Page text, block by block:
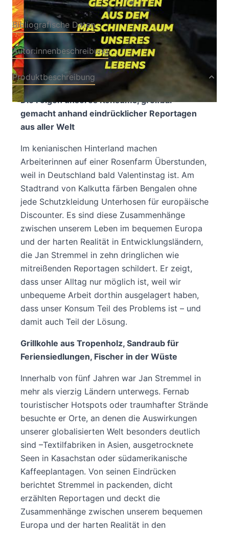
Bibliografische Daten
Autor:innenbeschreibung
Produktbeschreibung
Die Folgen unseres Konsums, greifbar
gemacht anhand eindrücklicher Reportagen
aus aller Welt
Im kenianischen Hinterland machen
Arbeiterinnen auf einer Rosenfarm Überstunden,
weil in Deutschland bald Valentinstag ist. Am
Stadtrand von Kalkutta färben Bengalen ohne
jede Schutzkleidung Unterhosen für europäische
Discounter. Es sind diese Zusammenhänge
zwischen unserem Leben im bequemen Europa
und der harten Realität in Entwicklungsländern,
die Jan Stremmel in zehn dringlichen wie
mitreißenden Reportagen schildert. Er zeigt,
dass unser Alltag nur möglich ist, weil wir
unbequeme Arbeit dorthin ausgelagert haben,
dass unser Konsum Teil des Problems ist – und
damit auch Teil der Lösung.
Grillkohle aus Tropenholz, Sandraub für
Feriensiedlungen, Fischer in der Wüste
Innerhalb von fünf Jahren war Jan Stremmel in
mehr als vierzig Ländern unterwegs. Fernab
touristischer Hotspots oder traumhafter Strände
besuchte er Orte, an denen die Auswirkungen
unserer globalisierten Welt besonders deutlich
sind –Textilfabriken in Asien, ausgetrocknete
Seen in Kasachstan oder südamerikanische
Kaffeeplantagen. Von seinen Eindrücken
berichtet Stremmel in packenden, dicht
erzählten Reportagen und deckt die
Zusammenhänge zwischen unserem bequemen
Europa und der harten Realität in den